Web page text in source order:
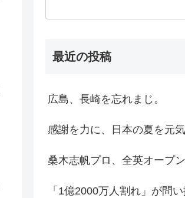
最近の投稿
広島、長崎を忘れまじ。
感謝を力に、日本の夏を元気
桑木志帆プロ、全英オープン
「1億2000万人割れ」が問